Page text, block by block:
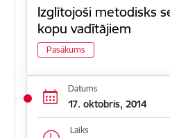
Izglītojoši metodisks
kopu vadītājiem
Pasākums
Datums
17. oktobris, 2014
Laiks